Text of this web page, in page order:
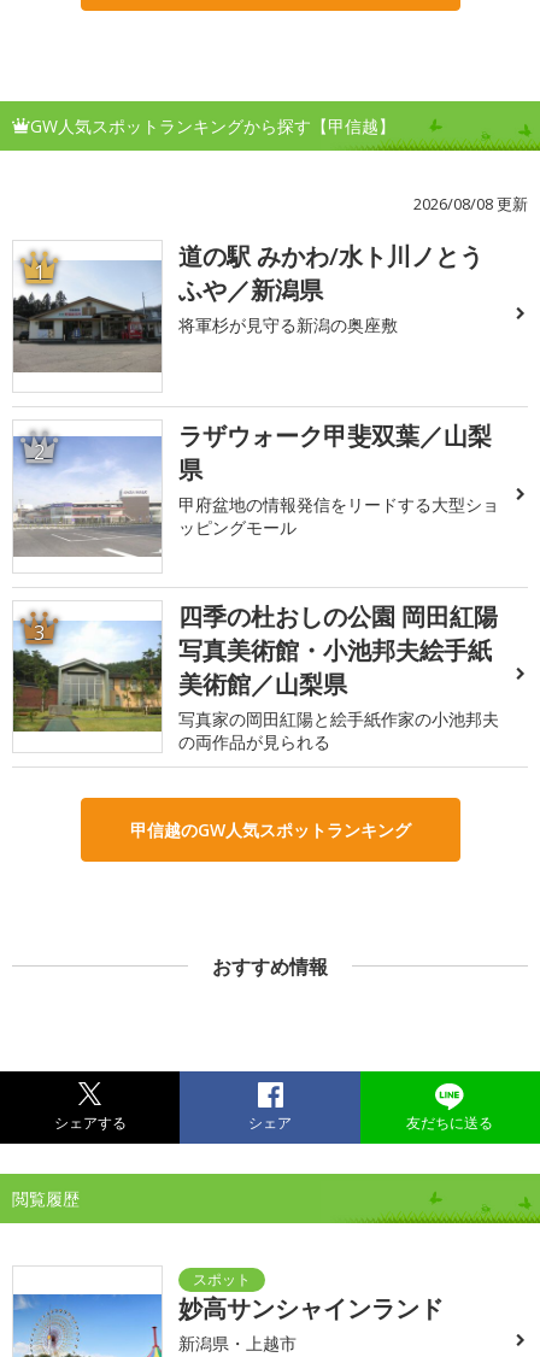
GW人気スポットランキングから探す【甲信越】
2026/08/08 更新
1
道の駅 みかわ/水ト川ノとう
ふや／新潟県
将軍杉が見守る新潟の奥座敷
2
ラザウォーク甲斐双葉／山梨
県
甲府盆地の情報発信をリードする大型ショ
ッピングモール
3
四季の杜おしの公園 岡田紅陽
写真美術館・小池邦夫絵手紙
美術館／山梨県
写真家の岡田紅陽と絵手紙作家の小池邦夫
の両作品が見られる
甲信越のGW人気スポットランキング
おすすめ情報
シェアする シェア 友だちに送る
閲覧履歴
妙高サンシャインランド
新潟県・上越市